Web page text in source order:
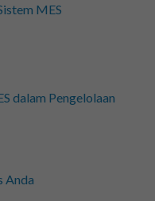
MES
dalam Pengelolaan
Anda